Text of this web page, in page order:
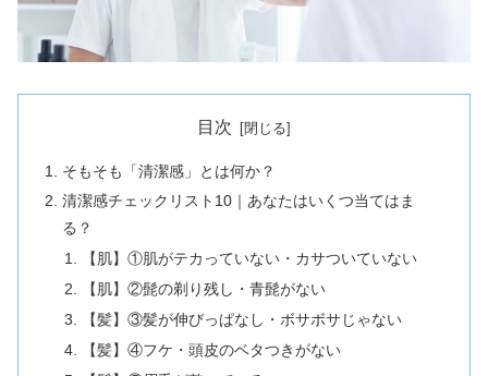
目次
そもそも「清潔感」とは何か？
清潔感チェックリスト10｜あなたはいくつ当てはま
る？
【肌】①肌がテカっていない・カサついていない
【肌】②髭の剃り残し・青髭がない
【髪】③髪が伸びっぱなし・ボサボサじゃない
【髪】④フケ・頭皮のベタつきがない